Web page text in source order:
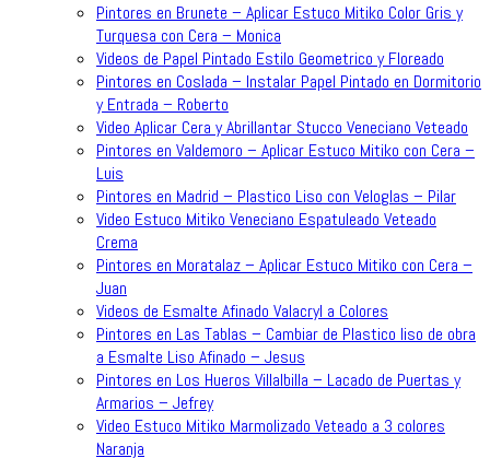
Pintores en Brunete – Aplicar Estuco Mitiko Color Gris y
Turquesa con Cera – Monica
Videos de Papel Pintado Estilo Geometrico y Floreado
Pintores en Coslada – Instalar Papel Pintado en Dormitorio
y Entrada – Roberto
Video Aplicar Cera y Abrillantar Stucco Veneciano Veteado
Pintores en Valdemoro – Aplicar Estuco Mitiko con Cera –
Luis
Pintores en Madrid – Plastico Liso con Veloglas – Pilar
Video Estuco Mitiko Veneciano Espatuleado Veteado
Crema
Pintores en Moratalaz – Aplicar Estuco Mitiko con Cera –
Juan
Videos de Esmalte Afinado Valacryl a Colores
Pintores en Las Tablas – Cambiar de Plastico liso de obra
a Esmalte Liso Afinado – Jesus
Pintores en Los Hueros Villalbilla – Lacado de Puertas y
Armarios – Jefrey
Video Estuco Mitiko Marmolizado Veteado a 3 colores
Naranja